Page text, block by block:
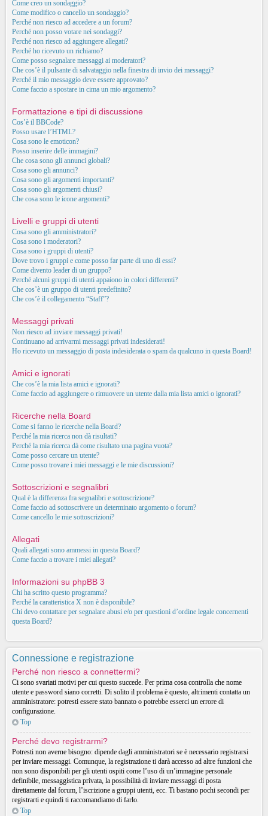
Come creo un sondaggio?
Come modifico o cancello un sondaggio?
Perché non riesco ad accedere a un forum?
Perché non posso votare nei sondaggi?
Perché non riesco ad aggiungere allegati?
Perché ho ricevuto un richiamo?
Come posso segnalare messaggi ai moderatori?
Che cos’è il pulsante di salvataggio nella finestra di invio dei messaggi?
Perché il mio messaggio deve essere approvato?
Come faccio a spostare in cima un mio argomento?
Formattazione e tipi di discussione
Cos’è il BBCode?
Posso usare l’HTML?
Cosa sono le emoticon?
Posso inserire delle immagini?
Che cosa sono gli annunci globali?
Cosa sono gli annunci?
Cosa sono gli argomenti importanti?
Cosa sono gli argomenti chiusi?
Che cosa sono le icone argomenti?
Livelli e gruppi di utenti
Cosa sono gli amministratori?
Cosa sono i moderatori?
Cosa sono i gruppi di utenti?
Dove trovo i gruppi e come posso far parte di uno di essi?
Come divento leader di un gruppo?
Perché alcuni gruppi di utenti appaiono in colori differenti?
Che cos’è un gruppo di utenti predefinito?
Che cos’è il collegamento “Staff”?
Messaggi privati
Non riesco ad inviare messaggi privati!
Continuano ad arrivarmi messaggi privati indesiderati!
Ho ricevuto un messaggio di posta indesiderata o spam da qualcuno in questa Board!
Amici e ignorati
Che cos’è la mia lista amici e ignorati?
Come faccio ad aggiungere o rimuovere un utente dalla mia lista amici o ignorati?
Ricerche nella Board
Come si fanno le ricerche nella Board?
Perché la mia ricerca non dà risultati?
Perché la mia ricerca dà come risultato una pagina vuota?
Come posso cercare un utente?
Come posso trovare i miei messaggi e le mie discussioni?
Sottoscrizioni e segnalibri
Qual è la differenza fra segnalibri e sottoscrizione?
Come faccio ad sottoscrivere un determinato argomento o forum?
Come cancello le mie sottoscrizioni?
Allegati
Quali allegati sono ammessi in questa Board?
Come faccio a trovare i miei allegati?
Informazioni su phpBB 3
Chi ha scritto questo programma?
Perché la caratteristica X non è disponibile?
Chi devo contattare per segnalare abusi e/o per questioni d’ordine legale concernenti
questa Board?
Connessione e registrazione
Perché non riesco a connettermi?
Ci sono svariati motivi per cui questo succede. Per prima cosa controlla che nome
utente e password siano corretti. Di solito il problema è questo, altrimenti contatta un
amministratore: potresti essere stato bannato o potrebbe esserci un errore di
configurazione.
Top
Perché devo registrarmi?
Potresti non averne bisogno: dipende dagli amministratori se è necessario registrarsi
per inviare messaggi. Comunque, la registrazione ti darà accesso ad altre funzioni che
non sono disponibili per gli utenti ospiti come l’uso di un’immagine personale
definibile, messaggistica privata, la possibilità di inviare messaggi di posta
direttamente dal forum, l’iscrizione a gruppi utenti, ecc. Ti bastano pochi secondi per
registrarti e quindi ti raccomandiamo di farlo.
Top